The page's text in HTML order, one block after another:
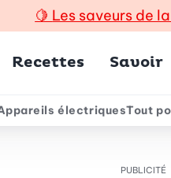
🍋 Les saveurs de
Recettes Savoir
électriquesTout
PUBLICITÉ